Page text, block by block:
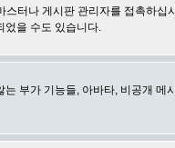
터나 게시판 관리자를 접촉하
었을 수도 있습니다.
부가 기능들, 아바타, 비공개